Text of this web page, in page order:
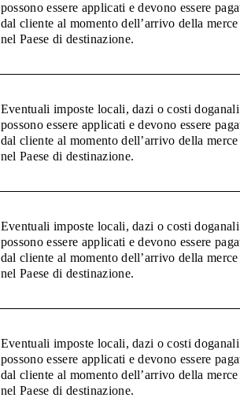
possono essere applicati e devono essere
dal cliente al momento dell’arrivo della merce
nel Paese di destinazione.
Eventuali imposte locali, dazi o costi doganali
possono essere applicati e devono essere
dal cliente al momento dell’arrivo della merce
nel Paese di destinazione.
Eventuali imposte locali, dazi o costi doganali
possono essere applicati e devono essere
dal cliente al momento dell’arrivo della merce
nel Paese di destinazione.
Eventuali imposte locali, dazi o costi doganali
possono essere applicati e devono essere
dal cliente al momento dell’arrivo della merce
nel Paese di destinazione.